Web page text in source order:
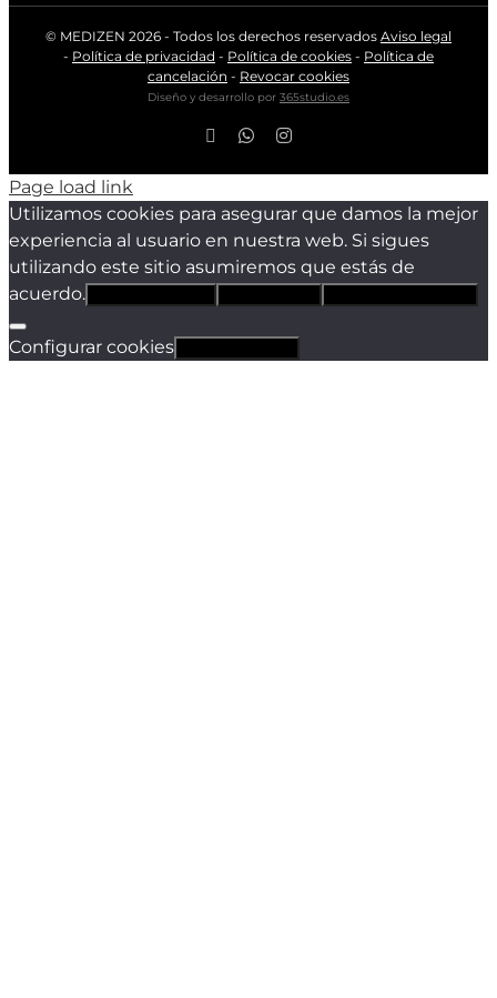
© MEDIZEN 2026 - Todos los derechos reservados Aviso legal
- Política de privacidad - Política de cookies - Política de
cancelación - Revocar cookies
Diseño y desarrollo por 365studio.es
FacebookWhatsAppInstagram
Page load link
Utilizamos cookies para asegurar que damos la mejor
experiencia al usuario en nuestra web. Si sigues
utilizando este sitio asumiremos que estás de
acuerdo.
Configurar cookies